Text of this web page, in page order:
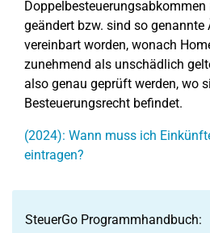
geändert bzw. sind so
vereinbart worden, wonach
zunehmend als unschädlich
also genau geprüft werden, wo
Besteuerungsrecht befindet.
(2024): Wann muss ich
eintragen?
SteuerGo Programmhandbuch: